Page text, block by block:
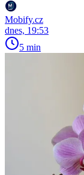
Mobify.cz
dnes, 19:53
5 min